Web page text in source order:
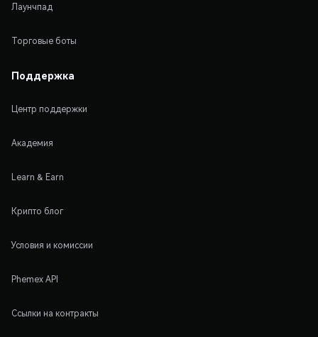
Лаунчпад
Торговые боты
Поддержка
Центр поддержки
Академия
Learn & Earn
Крипто блог
Условия и комиссии
Phemex API
Ссылки на контракты